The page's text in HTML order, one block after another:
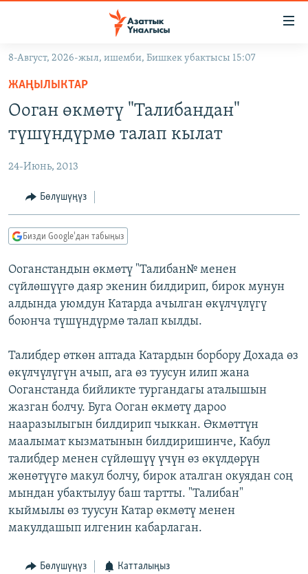
Навигацияга
өтүңүз
Издөөгө
салыңыз
ЭКОНОМИКА
МАДАНИЯТ
БОРБОР АЗИЯ
УКРАИНА
АТАЙЫН ИЛИКТӨӨ
ТВ ПРОГРАММАЛАР
ЭКСПЕРТТЕР ТАЛДАЙТ
БИЗ ЖАНА ДҮЙНӨ
ДАНИСТЕ
ЭЖЕ-СИҢДИЛЕР
АЗАТТЫК+
ЫҢГАЙСЫЗ СУРООЛОР
ӨЗГӨЧӨ ПИКИР
Русский
ОНЛАЙН ШЕРИНЕ
ЭЕ/АРнун бардык сайттары
8-Август, 2026-жыл, ишемби, Бишкек убактысы 15:07
ЖАҢЫЛЫКТАР
Ооган өкмөтү "Талибандан"
түшүндүрмө талап кылат
24-Июнь, 2013
Бөлүшүңүз
Бизди Google'дан табыңыз
Ооганстандын өкмөтү "Талибан№ менен
сүйлөшүүгө даяр экенин билдирип, бирок мунун
алдында уюмдун Катарда ачылган өкүлчүлүгү
боюнча түшүндүрмө талап кылды.
Талибдер өткөн аптада Катардын борбору Дохада өз
өкүлчүлүгүн ачып, ага өз туусун илип жана
Ооганстанда бийликте тургандагы аталышын
жазган болчу. Буга Ооган өкмөтү дароо
нааразылыгын билдирип чыккан. Өкмөттүн
маалымат кызматынын билдиришинче, Кабул
талибдер менен сүйлөшүү үчүн өз өкүлдөрүн
жөнөтүүгө макул болчу, бирок аталган окуядан соң
мындан убактылуу баш тартты. "Талибан"
кыймылы өз туусун Катар өкмөтү менен
макулдашып илгенин кабарлаган.
Бөлүшүңүз Катталыңыз